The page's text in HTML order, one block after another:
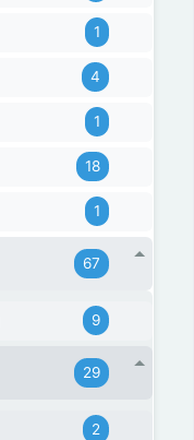
1
4
1
18
1
67
9
29
2